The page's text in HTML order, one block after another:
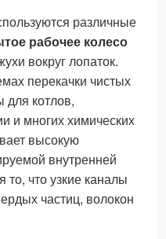
различные
рабочее колесо
вокруг лопаток.
перекачки чистых
для котлов,
и многих химических
высокую
внутренней
то, что узкие каналы
частиц, волокон